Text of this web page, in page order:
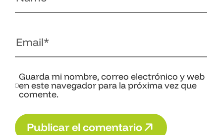
Guarda mi nombre, correo electrónico y web
en este navegador para la próxima vez que
comente.
Publicarel comentario